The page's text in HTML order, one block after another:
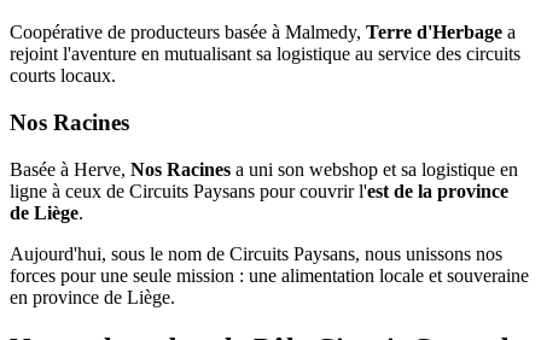
Coopérative de producteurs basée à Malmedy, Terre d'Herbage a
rejoint l'aventure en mutualisant sa logistique au service des circuits
courts locaux.
Nos Racines
Basée à Herve, Nos Racines a uni son webshop et sa logistique en
ligne à ceux de Circuits Paysans pour couvrir l'est de la province
de Liège.
Aujourd'hui, sous le nom de Circuits Paysans, nous unissons nos
forces pour une seule mission : une alimentation locale et souveraine
en province de Liège.